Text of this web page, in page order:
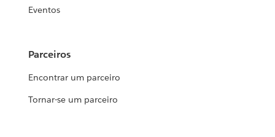
Eventos
Parceiros
Encontrar um parceiro
Tornar-se um parceiro